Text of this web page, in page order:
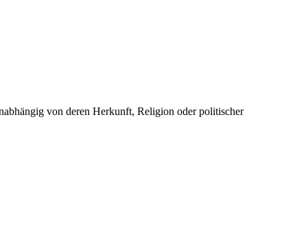
von deren Herkunft, Religion oder politischer